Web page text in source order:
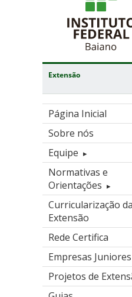
Extensão
Página Inicial
Sobre nós
Equipe
Normativas e
Orientações
Curricularização da
Extensão
Rede Certifica
Empresas Juniores
Projetos de